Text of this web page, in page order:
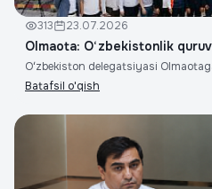
313 23.07.2026
Olmaota: O‘zbekistonlik
Oʻzbekiston delegatsiyasi
Batafsil o'qish